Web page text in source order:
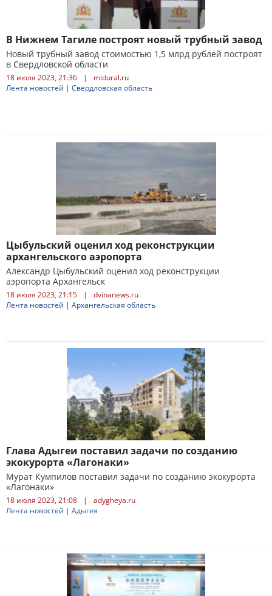
В Нижнем Тагиле построят новый трубный завод
Новый трубный завод стоимостью 1,5 млрд рублей построят
в Свердловской области
18 июля 2023, 21:36 |
midural.ru
Лента новостей | Свердловская область
Цыбульский оценил ход реконструкции
архангельского аэропорта
Александр Цыбульский оценил ход реконструкции
аэропорта Архангельск
18 июля 2023, 21:15 |
dvinanews.ru
Лента новостей | Архангельская область
Глава Адыгеи поставил задачи по созданию
экокурорта «Лагонаки»
Мурат Кумпилов поставил задачи по созданию экокурорта
«Лагонаки»
18 июля 2023, 21:08 |
adygheya.ru
Лента новостей | Адыгея